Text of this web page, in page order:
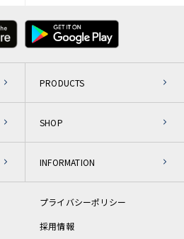
PRODUCTS
SHOP
INFORMATION
プライバシーポリシー
採用情報